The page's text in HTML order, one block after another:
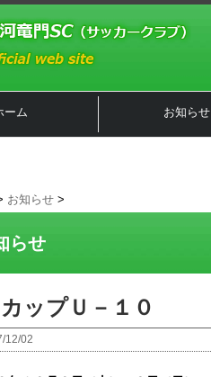
ーム お知らせ
お知らせ >
らせ
ップＵ－１０
12/02